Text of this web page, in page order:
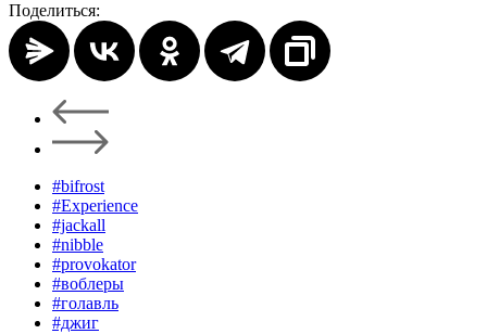
Поделиться:
#bifrost
#Experience
#jackall
#nibble
#provokator
#воблеры
#голавль
#джиг